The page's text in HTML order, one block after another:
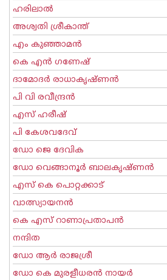
ഹരിലാല്‍
അശ്വതി ശ്രീകാന്ത്
എം കുഞ്ഞാമന്‍
കെ എന്‍ ഗണേഷ്
ദാമോദർ രാധാകൃഷ്ണൻ
പി വി രവീന്ദ്രന്‍
എസ് ഹരീഷ്
പി കേശവദേവ്‌
ഡോ ജെ ദേവിക
ഡോ വെങ്ങാനൂര്‍ ബാലകൃഷ്ണന്‍
എസ്‌ കെ പൊറ്റക്കാട്‌
വാത്സ്യായനന്‍
കെ എസ് റാണാപ്രതാപന്‍
നന്ദിത
ഡോ ആര്‍ രാജശ്രീ
ഡോ കെ മുരളീധരന്‍ നായര്‍